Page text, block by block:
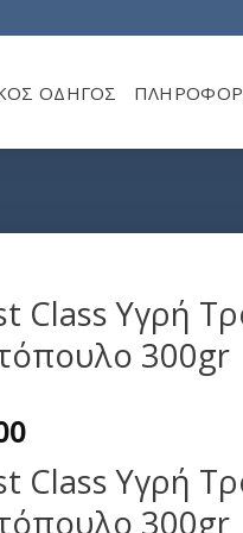
ΟΔΗΓΌΣ
Class Υγρή
300gr
Class Υγρή
300gr